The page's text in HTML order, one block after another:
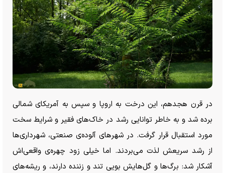
در قرن هجدهم، این درخت به اروپا و سپس به آمریکای شمالی
برده شد و به خاطر توانایی رشد در خاک‌های فقیر و شرایط سخت
مورد استقبال قرار گرفت. در شهر‌های آلوده‌ی صنعتی، شهرداری‌ها
از رشد سریعش لذت می‌بردند. اما خیلی زود چهره‌ی واقعی‌اش
آشکار شد: برگ‌ها و گل‌هایش بویی تند و زننده دارند، و ریشه‌های